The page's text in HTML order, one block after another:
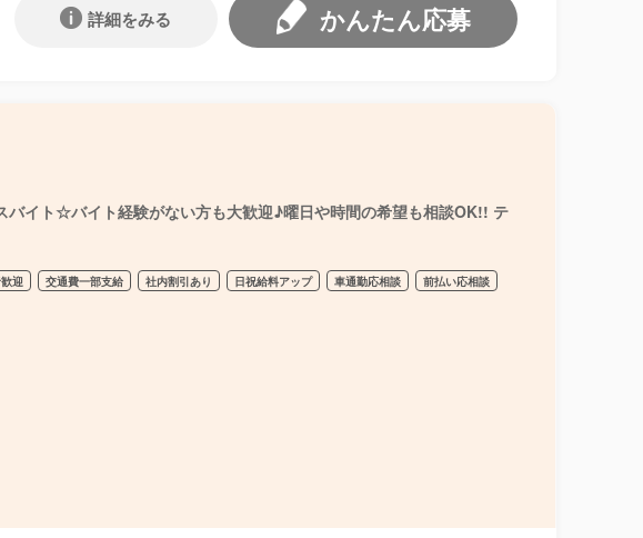
かんたん応募
詳細をみる
イト☆バイト経験がない方も大歓迎♪曜日や時間の希望も相談OK!! テ
迎 交通費一部支給 社内割引あり 日祝給料アップ 車通勤応相談 前払い応相談